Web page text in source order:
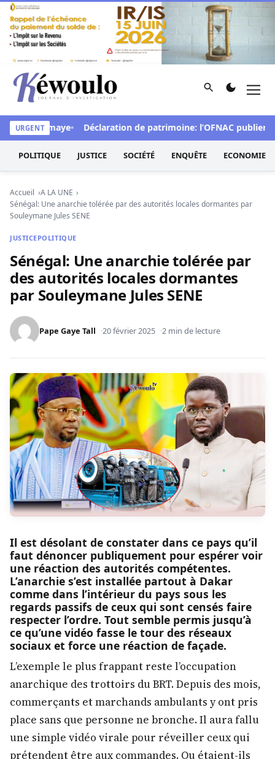
Aller au contenu
Kéwoulo, le premier site d'information et d'investigation
Rechercher
URGENT
Diomaye Déclaration de patrimoine: l’OFNAC publiera
POLITIQUE JUSTICE SOCIÉTÉ ENQUÊTE ECONOMIE
Accueil
A LA UNE
Sénégal: Une anarchie tolérée par des autorités locales dormantes par
Souleymane Jules SENE
JUSTICEPOLITIQUE
Sénégal: Une anarchie tolérée par
des autorités locales dormantes
par Souleymane Jules SENE
Pape Gaye Tall 20 février 2025 2 min de lecture
Il est désolant de constater dans ce pays qu’il
faut dénoncer publiquement pour espérer voir
une réaction des autorités compétentes.
L’anarchie s’est installée partout à Dakar
comme dans l’intérieur du pays sous les
regards passifs de ceux qui sont censés faire
respecter l’ordre. Tout semble permis jusqu’à
ce qu’une vidéo fasse le tour des réseaux
sociaux et force une réaction de façade.
L’exemple le plus frappant reste l’occupation
anarchique des trottoirs du BRT. Depuis des mois,
commerçants et marchands ambulants y ont pris
place sans que personne ne bronche. Il aura fallu
une simple vidéo virale pour réveiller ceux qui
prétendent être aux commandes. Ou étaient-ils